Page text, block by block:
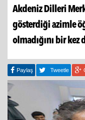
Akdeniz Dilleri
gösterdiği azimle
olmadığını bir kez
Paylaş Tweetle